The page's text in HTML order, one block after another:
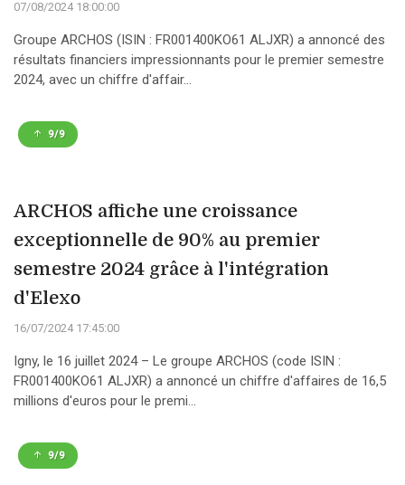
07/08/2024 18:00:00
Groupe ARCHOS (ISIN : FR001400KO61 ALJXR) a annoncé des
résultats financiers impressionnants pour le premier semestre
2024, avec un chiffre d'affair...
9/9
ARCHOS affiche une croissance
exceptionnelle de 90% au premier
semestre 2024 grâce à l'intégration
d'Elexo
16/07/2024 17:45:00
Igny, le 16 juillet 2024 – Le groupe ARCHOS (code ISIN :
FR001400KO61 ALJXR) a annoncé un chiffre d'affaires de 16,5
millions d'euros pour le premi...
9/9